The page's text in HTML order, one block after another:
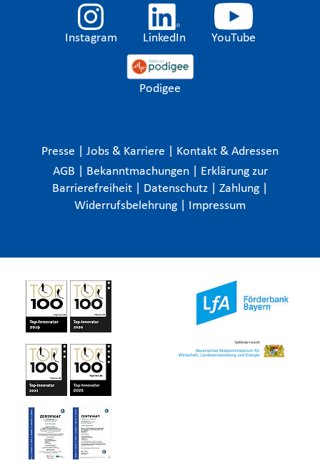
Instagram LinkedIn YouTube
Podigee
Presse Jobs & Karriere
Kontakt & Adressen
AGB
Bekanntmachungen
Erklärung zur
Barrierefreiheit
Datenschutz Zahlung
Widerrufsbelehrung
Impressum